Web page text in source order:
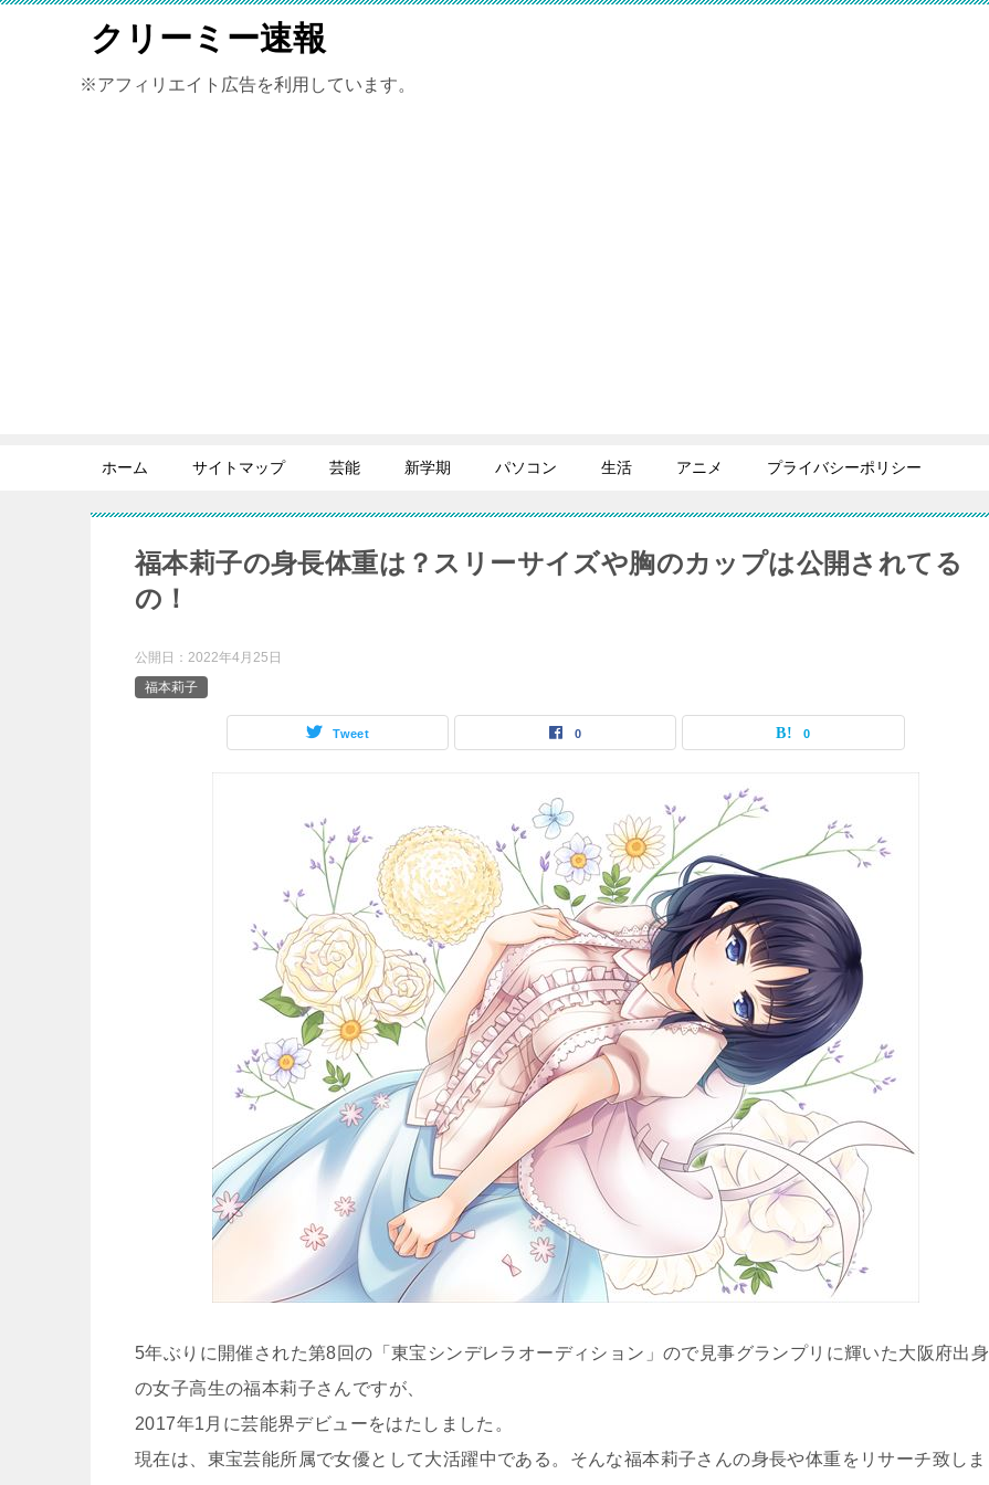
クリーミー速報
※アフィリエイト広告を利用しています。
ホーム サイトマップ 芸能 新学期 パソコン 生活 アニメ プライバシーポリシー
福本莉子の身長体重は？スリーサイズや胸のカップは公開されてる
の！
公開日： 2022年4月25日
福本莉子
Tweet 0 0
5年ぶりに開催された第8回の「東宝シンデレラオーディション」ので見事グランプリに輝いた大阪府出身
の女子高生の福本莉子さんですが、
2017年1月に芸能界デビューをはたしました。
現在は、東宝芸能所属で女優として大活躍中である。そんな福本莉子さんの身長や体重をリサーチ致しま